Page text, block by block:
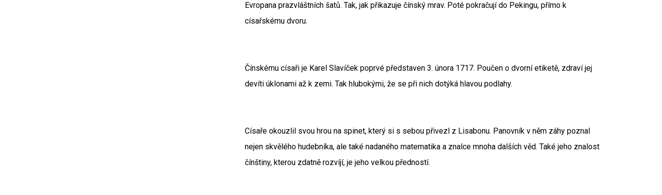
Evropana prazvláštních šatů. Tak, jak přikazuje čínský mrav. Poté pokračují do Pekingu, přímo k
císařskému dvoru.
Čínskému císaři je Karel Slavíček poprvé představen 3. února 1717. Poučen o dvorní etiketě, zdraví jej
devíti úklonami až k zemi. Tak hlubokými, že se při nich dotýká hlavou podlahy.
Císaře okouzlil svou hrou na spinet, který si s sebou přivezl z Lisabonu. Panovník v něm záhy poznal
nejen skvělého hudebníka, ale také nadaného matematika a znalce mnoha dalších věd. Také jeho znalost
čínštiny, kterou zdatně rozvíjí, je jeho velkou předností.